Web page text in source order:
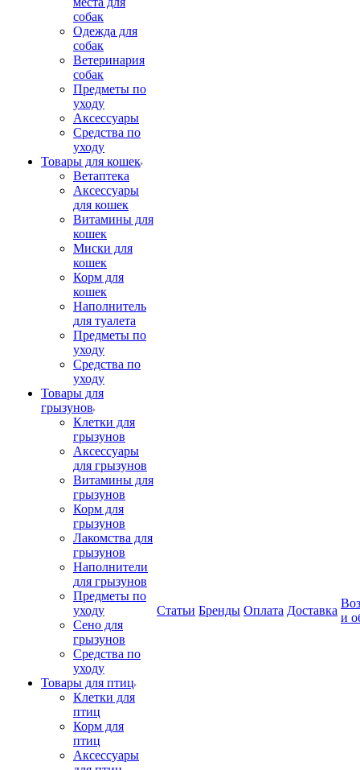
собак
Одежда для
собак
Ветеринария
собак
Предметы по
уходу
Аксессуары
Средства по
уходу
Товары для кошек
Ветаптека
Аксессуары
для кошек
Витамины для
кошек
Миски для
кошек
Корм для
кошек
Наполнитель
для туалета
Предметы по
уходу
Средства по
уходу
Товары для
грызунов
Клетки для
грызунов
Аксессуары
для грызунов
Витамины для
грызунов
Корм для
грызунов
Лакомства для
грызунов
Наполнители
для грызунов
Предметы по
уходу
Сено для
грызунов
Средства по
уходу
Товары для птиц
Клетки для
птиц
Корм для
птиц
Аксессуары
Статьи Бренды Оплата Доставка
и